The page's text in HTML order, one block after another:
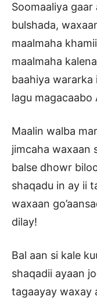
Soomaaliya
bulshada,
maalmaha
maalmaha
baahiya
lagu magacaabo
Maalin walba
jimcaha waxaan
balse dhowr
shaqadu in ay ii
waxaan
dilay!
Bal aan si kale
shaqadii ayaan
tagaayay waxay